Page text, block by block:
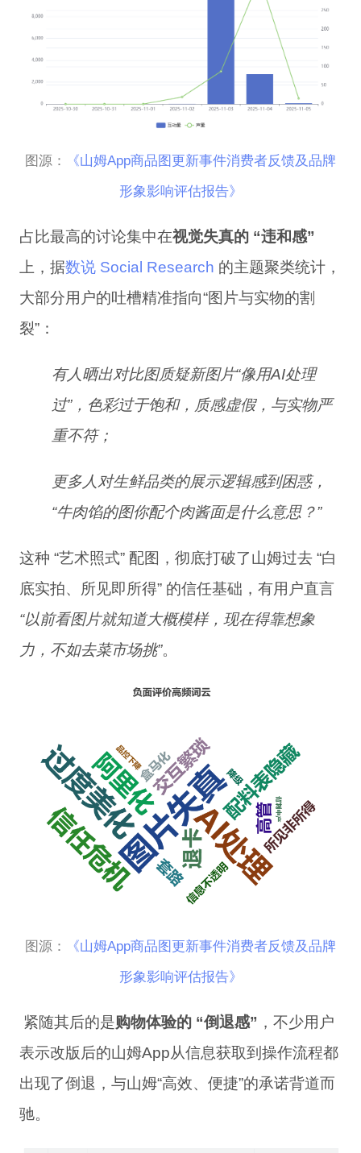
图源 ： 《山姆App商品图更新事件消费者反馈及品牌
形象影响评估报告》
占比最高的讨论集中在视觉失真的 “违和感”
上，据数说 Social Research 的主题聚类统计，
大部分用户的吐槽精准指向“图片与实物的割
裂”：
有人晒出对比图质疑新图片“像用AI处理
过”，色彩过于饱和，质感虚假，与实物严
重不符；
更多人对生鲜品类的展示逻辑感到困惑，
“牛肉馅的图你配个肉酱面是什么意思？”
这种 “艺术照式” 配图，彻底打破了山姆过去 “白
底实拍、所见即所得” 的信任基础，有用户直言
“以前看图片就知道大概模样，现在得靠想象
力，不如去菜市场挑”。
图源： 《山姆App商品图更新事件消费者反馈及品牌
形象影响评估报告》
紧随其后的是购物体验的 “倒退感” ， 不少用户
表示改版后的山姆App从信息获取到操作流程都
出现了倒退，与山姆“高效、便捷”的承诺背道而
驰。